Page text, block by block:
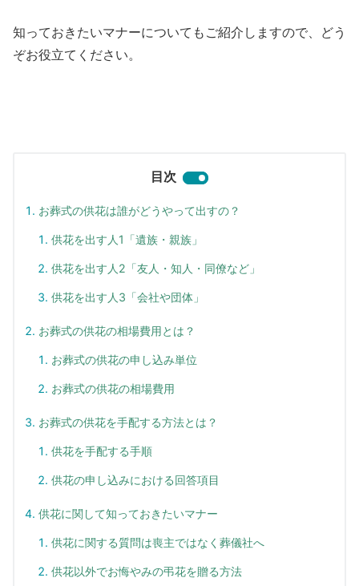
知っておきたいマナーについてもご紹介しますので、どう
ぞお役立てください。
目次
お葬式の供花は誰がどうやって出すの？
供花を出す人1「遺族・親族」
供花を出す人2「友人・知人・同僚など」
供花を出す人3「会社や団体」
お葬式の供花の相場費用とは？
お葬式の供花の申し込み単位
お葬式の供花の相場費用
お葬式の供花を手配する方法とは？
供花を手配する手順
供花の申し込みにおける回答項目
供花に関して知っておきたいマナー
供花に関する質問は喪主ではなく葬儀社へ
供花以外でお悔やみの弔花を贈る方法